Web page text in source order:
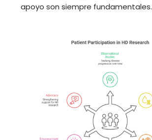
apoyo son siempre fundamentales.